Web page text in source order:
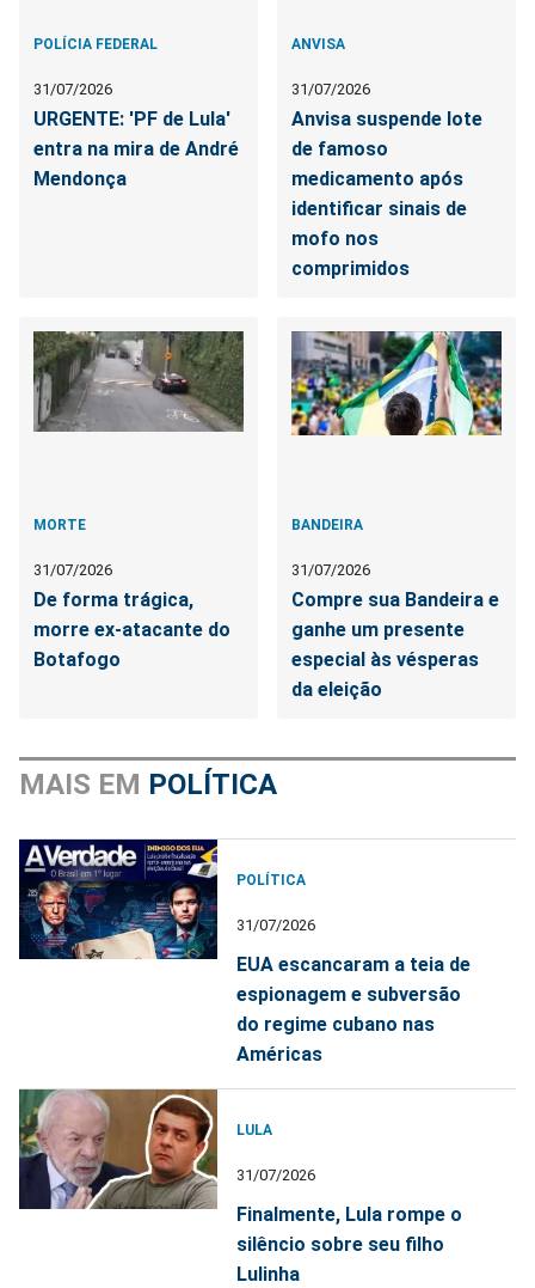
POLÍCIA FEDERAL
31/07/2026
URGENTE: 'PF de Lula'
entra na mira de André
Mendonça
ANVISA
31/07/2026
Anvisa suspende lote
de famoso
medicamento após
identificar sinais de
mofo nos
comprimidos
MORTE
31/07/2026
De forma trágica,
morre ex-atacante do
Botafogo
BANDEIRA
31/07/2026
Compre sua Bandeira e
ganhe um presente
especial às vésperas
da eleição
MAIS EM POLÍTICA
POLÍTICA
31/07/2026
EUA escancaram a teia de
espionagem e subversão
do regime cubano nas
Américas
LULA
31/07/2026
Finalmente, Lula rompe o
silêncio sobre seu filho
Lulinha